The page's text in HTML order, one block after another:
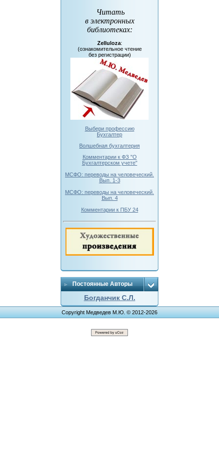
Читать
в электронных
библиотеках:
Zelluloza:
(ознакомительное чтение
без регистрации)
Выбери профессию
Бухгалтер
Волшебная бухгалтерия
Комментарии к ФЗ "О
Бухгалтерском учете"
МСФО: переводы на человеческий.
Вып. 1-3
МСФО: переводы на человеческий.
Вып. 4
Комментарии к ПБУ 24
Постоянные Авторы
Богданчик С.Л.
Copyright Медведев М.Ю. © 2012-2026